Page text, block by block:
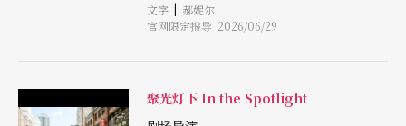
也是她多年的好友科斯塔斯．凯基斯（Costas
Kekis）也是这场演讲的与谈人。 谈创作与构作之
开创作与构作的全新关系。 讲座现场极其动人之
处，乃在于二人都相信，这场合作应是流动如水的
文字 | 郝妮尔
官网限定报导 2026/06/29
聚光灯下 In the Spotlight